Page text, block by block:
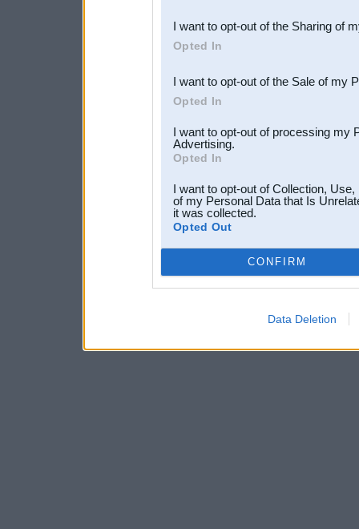
Downstream Participants
third parties.
I want to opt-out of the Sharing of
Opted In
I want to opt-out of the Sale of my
Opted In
I want to opt-out of processing my
Advertising.
Opted In
I want to opt-out of Collection,
of my Personal Data that Is
it was collected.
Opted Out
CONFIRM
Data Deletion